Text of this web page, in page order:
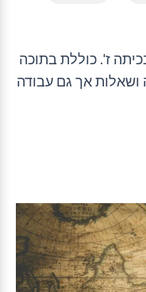
ז'. כוללת בתוכה
ושאלות אך גם עבודה